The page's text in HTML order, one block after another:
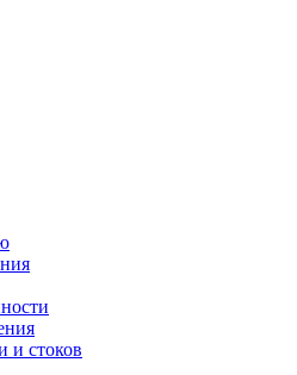
и стоков